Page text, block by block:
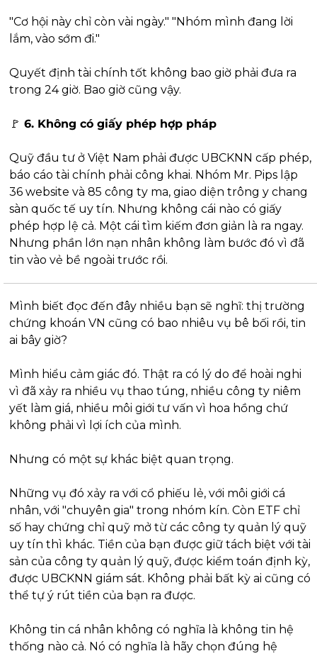
"Cơ hội này chỉ còn vài ngày." "Nhóm mình đang lời
lắm, vào sớm đi."
Quyết định tài chính tốt không bao giờ phải đưa ra
trong 24 giờ. Bao giờ cũng vậy.
🚩 6. Không có giấy phép hợp pháp
Quỹ đầu tư ở Việt Nam phải được UBCKNN cấp phép,
báo cáo tài chính phải công khai. Nhóm Mr. Pips lập
36 website và 85 công ty ma, giao diện trông y chang
sàn quốc tế uy tín. Nhưng không cái nào có giấy
phép hợp lệ cả. Một cái tìm kiếm đơn giản là ra ngay.
Nhưng phần lớn nạn nhân không làm bước đó vì đã
tin vào vẻ bề ngoài trước rồi.
Mình biết đọc đến đây nhiều bạn sẽ nghĩ: thị trường
chứng khoán VN cũng có bao nhiêu vụ bê bối rồi, tin
ai bây giờ?
Mình hiểu cảm giác đó. Thật ra có lý do để hoài nghi
vì đã xảy ra nhiều vụ thao túng, nhiều công ty niêm
yết làm giá, nhiều môi giới tư vấn vì hoa hồng chứ
không phải vì lợi ích của mình.
Nhưng có một sự khác biệt quan trọng.
Những vụ đó xảy ra với cổ phiếu lẻ, với môi giới cá
nhân, với "chuyên gia" trong nhóm kín. Còn ETF chỉ
số hay chứng chỉ quỹ mở từ các công ty quản lý quỹ
uy tín thì khác. Tiền của bạn được giữ tách biệt với tài
sản của công ty quản lý quỹ, được kiểm toán định kỳ,
được UBCKNN giám sát. Không phải bất kỳ ai cũng có
thể tự ý rút tiền của bạn ra được.
Không tin cá nhân không có nghĩa là không tin hệ
thống nào cả. Nó có nghĩa là hãy chọn đúng hệ